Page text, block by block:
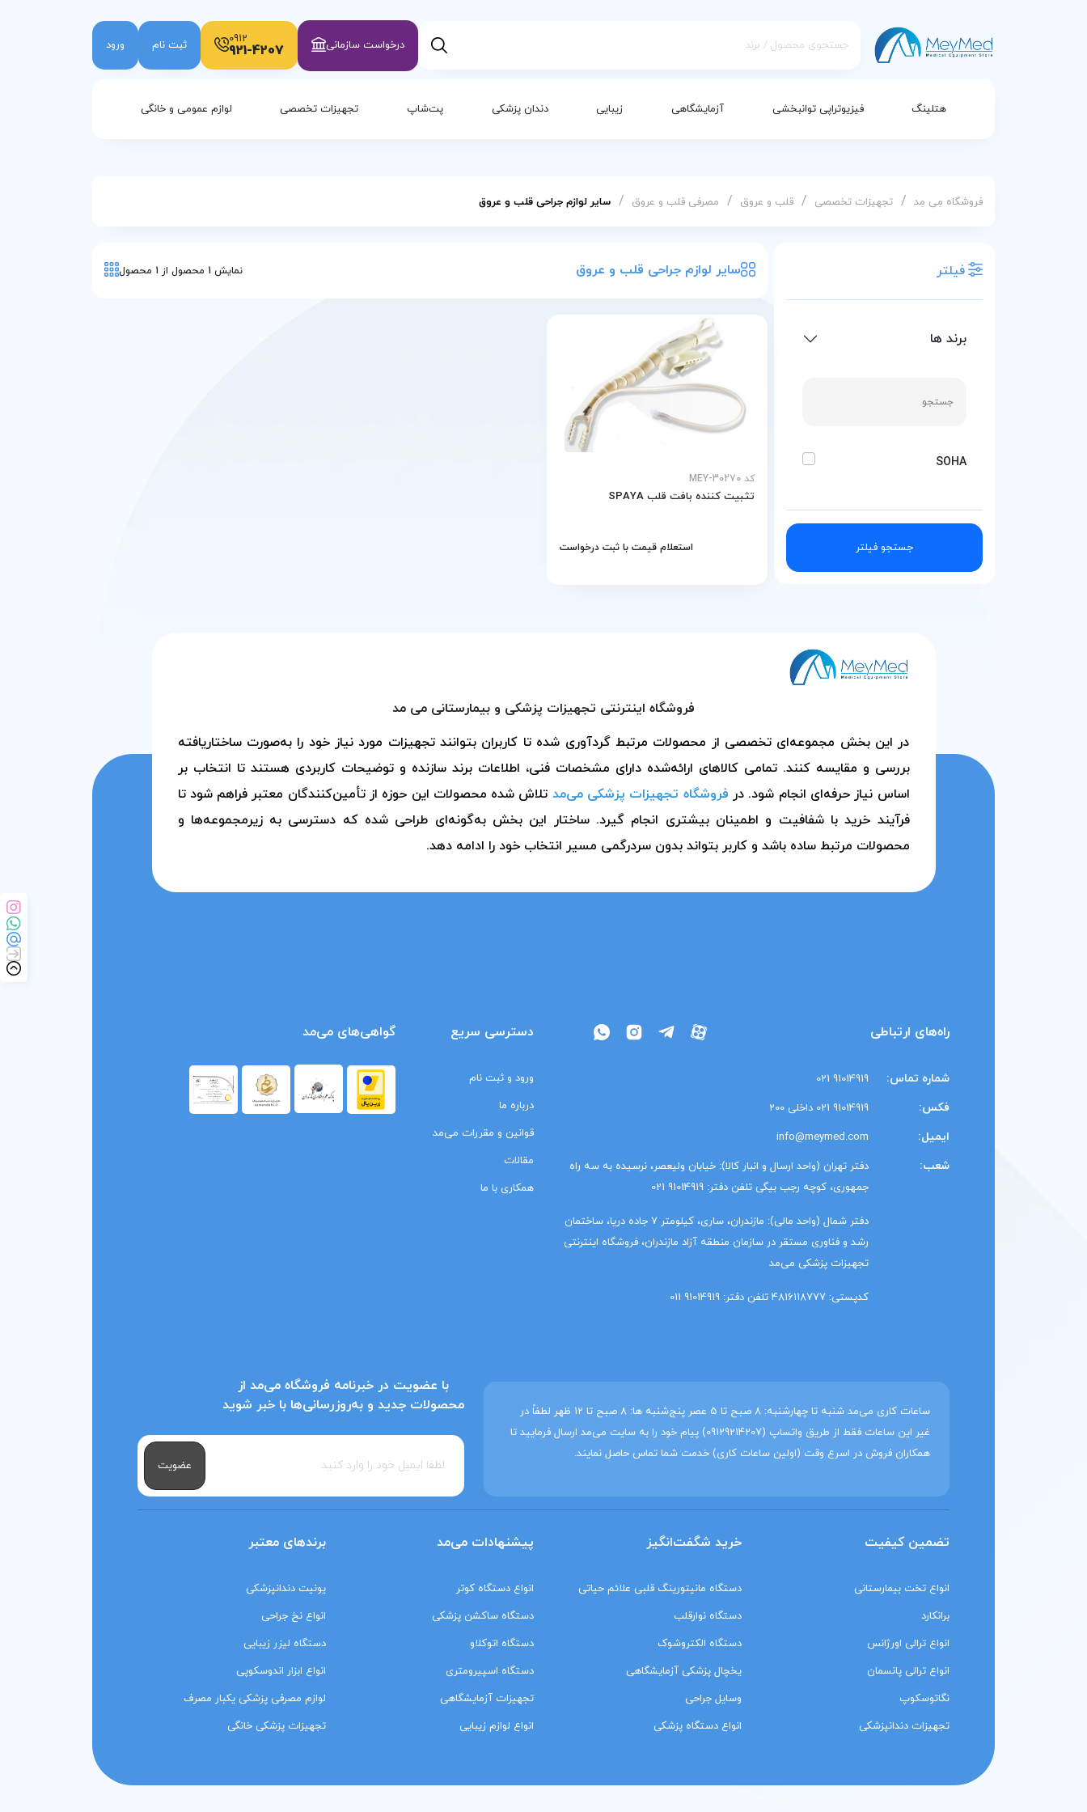
درخواست سازمانی 0912
921-4207 ثبت نام ورود
هتلینگ فیزیوتراپی توانبخشی آزمایشگاهی زیبایی دندان پزشکی پت‌شاپ تجهیزات تخصصی لوازم عمومی و خانگی
فروشگاه مِی مِد / تجهیزات تخصصی / قلب و عروق / مصرفی قلب و عروق / سایر لوازم جراحی قلب و عروق
فیلتر
برند ها
SOHA
جستجو فیلتر
سایر لوازم جراحی قلب و عروق نمایش 1 محصول از 1 محصول
کد MEY-30270
تثبیت کننده بافت قلب SPAYA
استعلام قیمت با ثبت درخواست
فروشگاه اینترنتی تجهیزات پزشکی و بیمارستانی می مد
در این بخش مجموعه‌ای تخصصی از محصولات مرتبط گردآوری شده تا کاربران بتوانند تجهیزات مورد نیاز خود را به‌صورت ساختاریافته
بررسی و مقایسه کنند. تمامی کالاهای ارائه‌شده دارای مشخصات فنی، اطلاعات برند سازنده و توضیحات کاربردی هستند تا انتخاب بر
اساس نیاز حرفه‌ای انجام شود. در فروشگاه تجهیزات پزشکی می‌مد تلاش شده محصولات این حوزه از تأمین‌کنندگان معتبر فراهم شود تا
فرآیند خرید با شفافیت و اطمینان بیشتری انجام گیرد. ساختار این بخش به‌گونه‌ای طراحی شده که دسترسی به زیرمجموعه‌ها و
محصولات مرتبط ساده باشد و کاربر بتواند بدون سردرگمی مسیر انتخاب خود را ادامه دهد.
راه‌های ارتباطی
شماره تماس: 91014919 021
فکس: 91014919 021 داخلی 200
ایمیل: info@meymed.com
شعب:
دفتر تهران (واحد ارسال و انبار کالا): خیابان ولیعصر، نرسیده به سه راه
جمهوری، کوچه رجب بیگی تلفن دفتر: 91014919 021
دفتر شمال (واحد مالی): مازندران، ساری، کیلومتر 7 جاده دریا، ساختمان
رشد و فناوری مستقر در سازمان منطقه آزاد مازندران، فروشگاه اینترنتی
تجهیزات پزشکی می‌مد
کدپستی: 4816118777 تلفن دفتر: 91014919 011
دسترسی سریع
ورود و ثبت نام
درباره ما
قوانین و مقررات می‌مد
مقالات
همکاری با ما
گواهی‌های می‌مد
ساعات کاری می‌مد شنبه تا چهارشنبه: 8 صبح تا 5 عصر پنج‌شنبه ها: 8 صبح تا 12 ظهر لطفاً در
غیر این ساعات فقط از طریق واتساپ (09129214207) پیام خود را به سایت می‌مد ارسال فرمایید تا
همکاران فروش در اسرع وقت (اولین ساعات کاری) خدمت شما تماس حاصل نمایند.
با عضویت در خبرنامه فروشگاه می‌مد از
محصولات جدید و به‌روزرسانی‌ها با خبر شوید
عضویت
تضمین کیفیت
انواع تخت بیمارستانی
برانکارد
انواع ترالی اورژانس
انواع ترالی پانسمان
نگاتوسکوپ
تجهیزات دندانپزشکی
خرید شگفت‌انگیز
دستگاه مانیتورینگ‌ قلبی علائم حیاتی
دستگاه نوارقلب
دستگاه الکتروشوک
یخچال پزشکی آزمایشگاهی
وسایل جراحی
انواع دستگاه پزشکی
پیشنهادات می‌مد
انواع دستگاه کوتر
دستگاه ساکشن پزشکی
دستگاه اتوکلاو
دستگاه اسپیرومتری
تجهیزات آزمایشگاهی
انواع لوازم زیبایی
برندهای معتبر
یونیت دندانپزشکی
انواع نخ جراحی
دستگاه لیزر زیبایی
انواع ابزار اندوسکوپی
لوازم مصرفی پزشکی یکبار مصرف
تجهیزات پزشکی خانگی